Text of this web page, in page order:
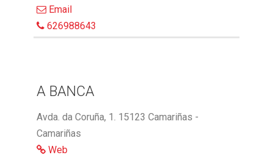
Email
626988643
A BANCA
Avda. da Coruña, 1. 15123 Camariñas -
Camariñas
Web